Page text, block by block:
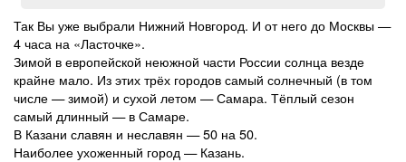
Так Вы уже выбрали Нижний Новгород. И от него до Москвы —
4 часа на «Ласточке».
Зимой в европейской неюжной части России солнца везде
крайне мало. Из этих трёх городов самый солнечный (в том
числе — зимой) и сухой летом — Самара. Тёплый сезон
самый длинный — в Самаре.
В Казани славян и неславян — 50 на 50.
Наиболее ухоженный город — Казань.